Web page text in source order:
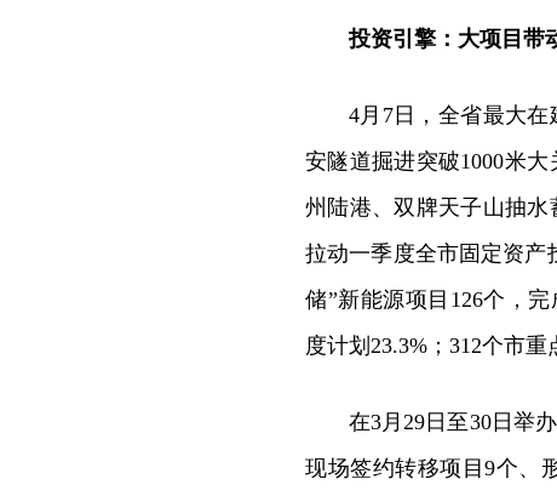
投资引擎：大项目带
4月7日，全省最大
安隧道掘进突破1000米
州陆港、双牌天子山抽水
拉动一季度全市固定资产
储”新能源项目126个，
度计划23.3%；312个市重
在3月29日至30日举
现场签约转移项目9个、